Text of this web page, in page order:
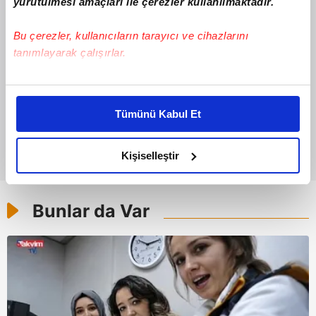
Bu çerezler, kullanıcıların tarayıcı ve cihazlarını
tanımlayarak çalışırlar.
Bu çerezlere izin vermeniz halinde sizlere özel
daha iyi reklam deneyimi yaşatabiliriz. Bunu yaparken
amacımızın size daha iyi bir reklam deneyimi sunmak
olduğunu ve sizlere en iyi içerikleri sunabilmek adına
elimizden gelen çabayı gösterdiğimizi ve bu noktada,
reklamların maliyetlerimizi karşılamak noktasında tek gelir
kalemimiz olduğunu sizlere hatırlatmak isteriz.
Her halükârda, kullanıcılar, bu çerezlere izin vermedikleri
takdirde, kullanıcılara hedefli reklamlar
Sizlere daha iyi bir hizmet sunabilmek için İnternet
Tümünü Kabul Et
Kişiselleştir
Bunlar da Var